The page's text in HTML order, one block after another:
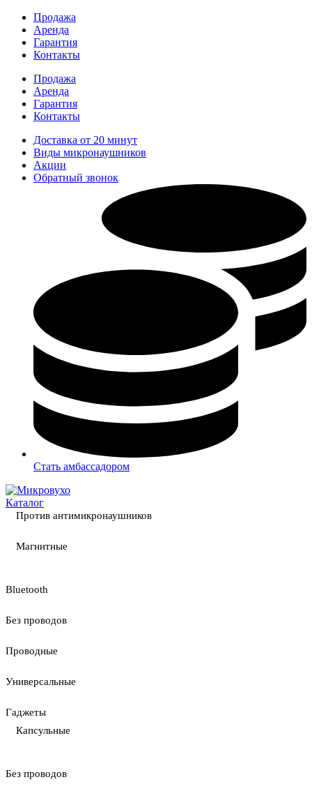
Перейти
содержимому
Продажа
Аренда
Гарантия
Контакты
Продажа
Аренда
Гарантия
Контакты
Доставка от 20 минут
Виды микронаушников
Акции
Обратный звонок
Стать амбассадором
Каталог
Против антимикронаушников
Магнитные
Bluetooth
Без проводов
Проводные
Универсальные
Гаджеты
Капсульные
Без проводов